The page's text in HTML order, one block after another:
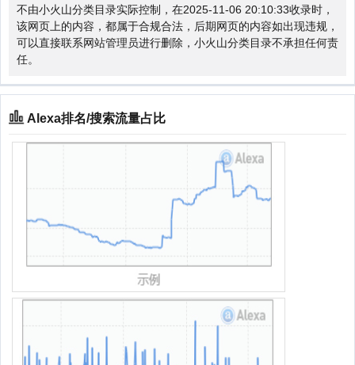
不由小火山分类目录实际控制，在2025-11-06 20:10:33收录时，
该网页上的内容，都属于合规合法，后期网页的内容如出现违规，
可以直接联系网站管理员进行删除，小火山分类目录不承担任何责
任。
Alexa排名/搜索流量占比